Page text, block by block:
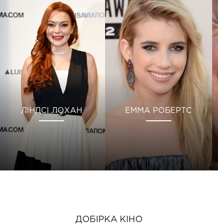
ЛІНДСІ ЛОХАН ЕММА РОБЕРТС
ДОБІРКА КІНО